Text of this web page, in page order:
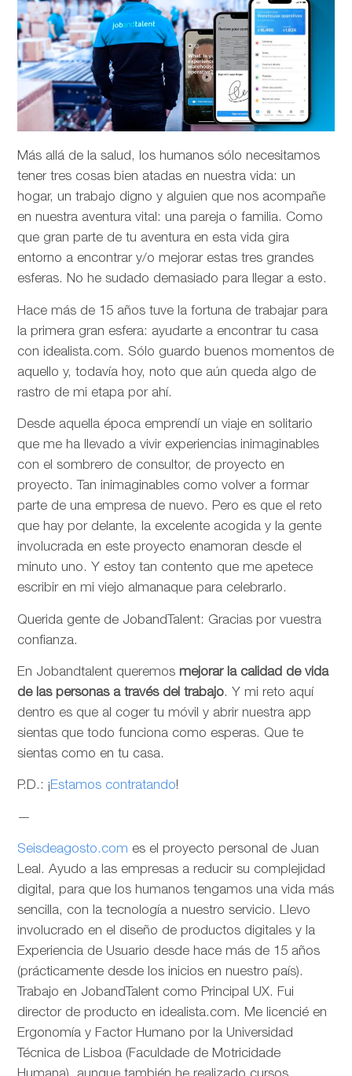
Más allá de la salud, los humanos sólo necesitamos
tener tres cosas bien atadas en nuestra vida: un
hogar, un trabajo digno y alguien que nos acompañe
en nuestra aventura vital: una pareja o familia. Como
que gran parte de tu aventura en esta vida gira
entorno a encontrar y/o mejorar estas tres grandes
esferas. No he sudado demasiado para llegar a esto.
Hace más de 15 años tuve la fortuna de trabajar para
la primera gran esfera: ayudarte a encontrar tu casa
con idealista.com. Sólo guardo buenos momentos de
aquello y, todavía hoy, noto que aún queda algo de
rastro de mi etapa por ahí.
Desde aquella época emprendí un viaje en solitario
que me ha llevado a vivir experiencias inimaginables
con el sombrero de consultor, de proyecto en
proyecto. Tan inimaginables como volver a formar
parte de una empresa de nuevo. Pero es que el reto
que hay por delante, la excelente acogida y la gente
involucrada en este proyecto enamoran desde el
minuto uno. Y estoy tan contento que me apetece
escribir en mi viejo almanaque para celebrarlo.
Querida gente de JobandTalent: Gracias por vuestra
confianza.
En Jobandtalent queremos mejorar la calidad de vida
de las personas a través del trabajo. Y mi reto aquí
dentro es que al coger tu móvil y abrir nuestra app
sientas que todo funciona como esperas. Que te
sientas como en tu casa.
P.D.: ¡Estamos contratando!
—
Seisdeagosto.com es el proyecto personal de Juan
Leal. Ayudo a las empresas a reducir su complejidad
digital, para que los humanos tengamos una vida más
sencilla, con la tecnología a nuestro servicio. Llevo
involucrado en el diseño de productos digitales y la
Experiencia de Usuario desde hace más de 15 años
(prácticamente desde los inicios en nuestro país).
Trabajo en JobandTalent como Principal UX. Fui
director de producto en idealista.com. Me licencié en
Ergonomía y Factor Humano por la Universidad
Técnica de Lisboa (Faculdade de Motricidade